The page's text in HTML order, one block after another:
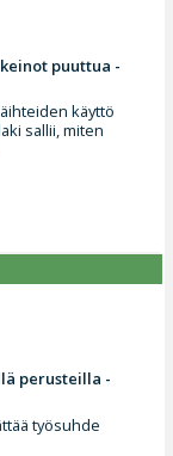
puuttua -
käyttö
sallii, miten
perusteilla -
työsuhde